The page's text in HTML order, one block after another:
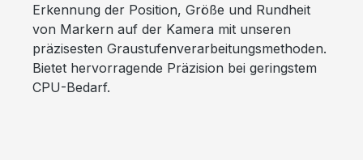
Erkennung der Position, Größe und Rundheit
von Markern auf der Kamera mit unseren
präzisesten Graustufenverarbeitungsmethoden.
Bietet hervorragende Präzision bei geringstem
CPU-Bedarf.